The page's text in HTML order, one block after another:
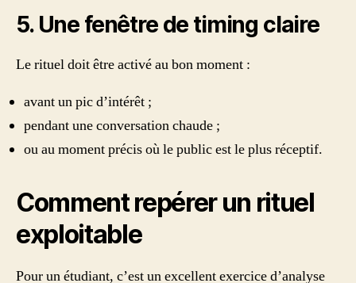
5. Une fenêtre de timing claire
Le rituel doit être activé au bon moment :
avant un pic d’intérêt ;
pendant une conversation chaude ;
ou au moment précis où le public est le plus réceptif.
Comment repérer un rituel
exploitable
Pour un étudiant, c’est un excellent exercice d’analyse